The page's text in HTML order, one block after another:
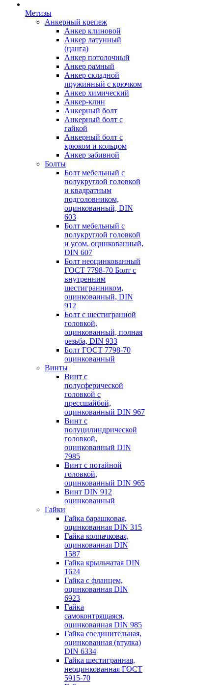
Метизы
Анкерный крепеж
Анкер клиновой
Анкер латунный
(цанга)
Анкер потолочный
Анкер рамный
Анкер складной
пружинный с крючком
Анкер химический
Анкер-клин
Анкерный болт
Анкерный болт с
гайкой
Анкерный болт с
крюком и кольцом
Анкер забивной
Болты
Болт мебельный с
полукруглой головкой
и квадратным
подголовником,
оцинкованный, DIN
603
Болт мебельный с
полукруглой головкой
и усом, оцинкованный,
DIN 607
Болт неоцинкованный
ГОСТ 7798-70 Болт с
внутренним
шестигранником,
оцинкованный, DIN
912
Болт с шестигранной
головкой,
оцинкованный, полная
резьба, DIN 933
Болт ГОСТ 7798-70
оцинкованный
Винты
Винт с
полусферической
головкой с
пресcшайбой,
оцинкованный DIN 967
Винт с
полуцилиндрической
головкой,
оцинкованный DIN
7985
Винт с потайной
головкой,
оцинкованный DIN 965
Винт DIN 912
оцинкованный
Гайки
Гайка барашковая,
оцинкованная DIN 315
Гайка колпачковая,
оцинкованная DIN
1587
Гайка крыльчатая DIN
1624
Гайка с фланцем,
оцинкованная DIN
6923
Гайка
самоконтрящаяся,
оцинкованная DIN 985
Гайка соединительная,
оцинкованная (втулка)
DIN 6334
Гайка шестигранная,
неоцинкованная ГОСТ
5915-70